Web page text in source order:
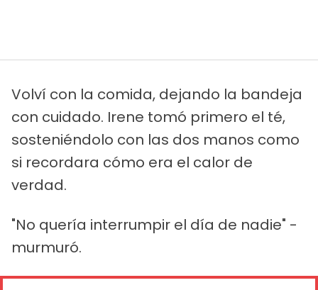
Volví con la comida, dejando la bandeja
con cuidado. Irene tomó primero el té,
sosteniéndolo con las dos manos como
si recordara cómo era el calor de
verdad.
"No quería interrumpir el día de nadie" -
murmuró.